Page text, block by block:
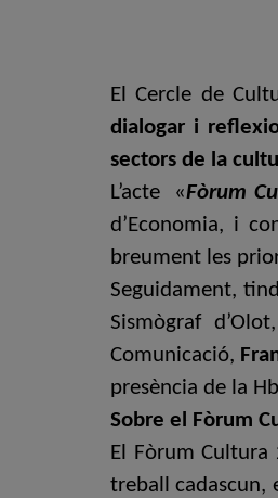
El Cercle de
dialogar i
sectors de la
L’acte «Fòrum
d’Economia, i
breument les
Seguidament,
Sismògraf d’Olot,
Comunicació,
presència de la
Sobre el Fòrum
El Fòrum
treball cadascun,